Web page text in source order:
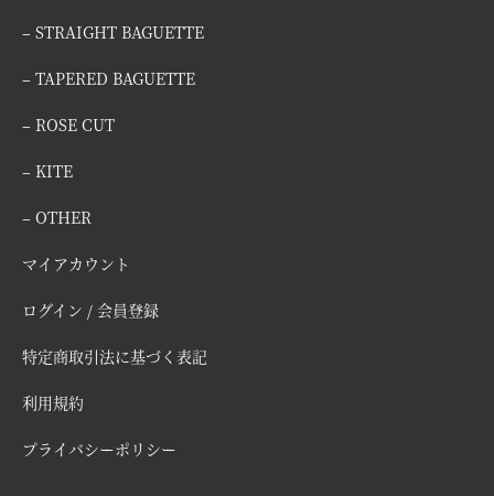
– STRAIGHT BAGUETTE
– TAPERED BAGUETTE
– ROSE CUT
– KITE
– OTHER
マイアカウント
ログイン / 会員登録
特定商取引法に基づく表記
利用規約
プライバシーポリシー